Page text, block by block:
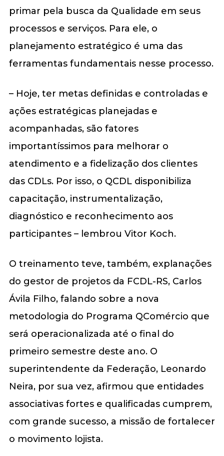
primar pela busca da Qualidade em seus
processos e serviços. Para ele, o
planejamento estratégico é uma das
ferramentas fundamentais nesse processo.
– Hoje, ter metas definidas e controladas e
ações estratégicas planejadas e
acompanhadas, são fatores
importantíssimos para melhorar o
atendimento e a fidelização dos clientes
das CDLs. Por isso, o QCDL disponibiliza
capacitação, instrumentalização,
diagnóstico e reconhecimento aos
participantes – lembrou Vitor Koch.
O treinamento teve, também, explanações
do gestor de projetos da FCDL-RS, Carlos
Ávila Filho, falando sobre a nova
metodologia do Programa QComércio que
será operacionalizada até o final do
primeiro semestre deste ano. O
superintendente da Federação, Leonardo
Neira, por sua vez, afirmou que entidades
associativas fortes e qualificadas cumprem,
com grande sucesso, a missão de fortalecer
o movimento lojista.